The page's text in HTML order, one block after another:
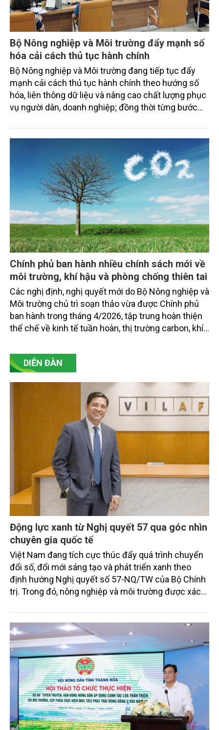
ra đối với tố tụng công ích trong lĩnh vực tài nguyên
và môi trường; đồng thời đánh giá những khó khăn
bước đầu trong quá trình triển khai Nghị quyết số
205/2025/QH15, từ đó đề xuất các giải pháp hoàn
thiện cơ chế pháp lý theo hướng hiện đại, đồng bộ
và phù hợp với yêu cầu quản trị quốc gia trong giai
đoạn mới.
Bộ Nông nghiệp và Môi trường đẩy mạnh số
hóa cải cách thủ tục hành chính
Bộ Nông nghiệp và Môi trường đang tiếp tục đẩy
mạnh cải cách thủ tục hành chính theo hướng số
hóa, liên thông dữ liệu và nâng cao chất lượng phục
vụ người dân, doanh nghiệp; đồng thời từng bước
hành chính ngành Nông nghiệp và Môi trường theo
Chính phủ ban hành nhiều chính sách mới về
môi trường, khí hậu và phòng chống thiên tai
Các nghị định, nghị quyết mới do Bộ Nông nghiệp và
Môi trường chủ trì soạn thảo vừa được Chính phủ
ban hành trong tháng 4/2026, tập trung hoàn thiện
thể chế về kinh tế tuần hoàn, thị trường carbon, khí
ứng yêu cầu chuyển đổi xanh và phát triển bền
vững.DIỄN ĐÀN
Động lực xanh từ Nghị quyết 57 qua góc nhìn
chuyên gia quốc tế
Việt Nam đang tích cực thúc đẩy quá trình chuyển
đổi số, đổi mới sáng tạo và phát triển xanh theo
định hướng Nghị quyết số 57-NQ/TW của Bộ Chính
trị. Trong đó, nông nghiệp và môi trường được xác
sắc bởi các tiến bộ công nghệ và cam kết bền vững
toàn cầu, đặc biệt là mục tiêu đưa phát thải ròng
bằng 0 (Net-Zero) vào năm 2050.